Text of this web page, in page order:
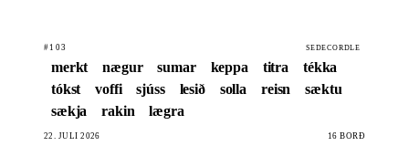
#103 SEDECORDLE
merkt nægur sumar keppa titra
tékka
tókst
voffi sjúss lesið solla reisn
sæktu
sækja
rakin lægra
22. JÚLÍ 2026 16 BORÐ